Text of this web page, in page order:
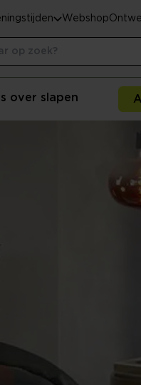
over slapen
Webshop